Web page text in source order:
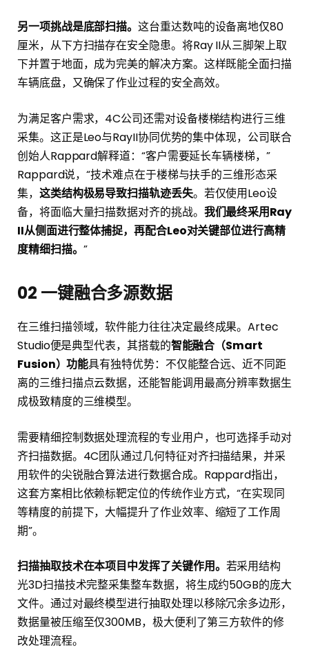
另一项挑战是底部扫描。这台重达数吨的设备离地仅80
厘米，从下方扫描存在安全隐患。将Ray II从三脚架上取
下并置于地面，成为完美的解决方案。这样既能全面扫描
车辆底盘，又确保了作业过程的安全高效。
为满足客户需求，4C公司还需对设备楼梯结构进行三维
采集。这正是Leo与RayII协同优势的集中体现，公司联合
创始人Rappard解释道：“客户需要延长车辆楼梯，”
Rappard说，“技术难点在于楼梯与扶手的三维形态采
集， 这类结构极易导致扫描轨迹丢失。若仅使用Leo设
备，将面临大量扫描数据对齐的挑战。 我们最终采用Ray
II从侧面进行整体捕捉，再配合Leo对关键部位进行高精
度精细扫描。 ”
02 一键融合多源数据
在三维扫描领域，软件能力往往决定最终成果。Artec
Studio便是典型代表，其搭载的智能融合（Smart
Fusion）功能具有独特优势：不仅能整合远、近不同距
离的三维扫描点云数据，还能智能调用最高分辨率数据生
成极致精度的三维模型。
需要精细控制数据处理流程的专业用户，也可选择手动对
齐扫描数据。4C团队通过几何特征对齐扫描结果，并采
用软件的尖锐融合算法进行数据合成。Rappard指出，
这套方案相比依赖标靶定位的传统作业方式，“在实现同
等精度的前提下，大幅提升了作业效率、缩短了工作周
期”。
扫描抽取技术在本项目中发挥了关键作用。 若采用结构
光3D扫描技术完整采集整车数据，将生成约50GB的庞大
文件。通过对最终模型进行抽取处理以移除冗余多边形，
数据量被压缩至仅300MB，极大便利了第三方软件的修
改处理流程。